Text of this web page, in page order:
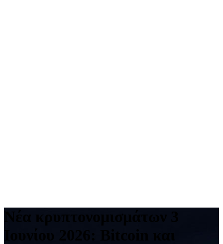
Νέα κρυπτονομισμάτων 3